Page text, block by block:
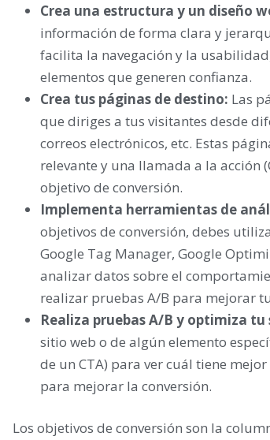
Crea una estructura y un diseño
información de forma clara y
facilita la navegación y la
elementos que generen confianza.
Crea tus páginas de destino: Las
que diriges a tus visitantes desde
correos electrónicos, etc. Estas
relevante y una llamada a la acción
objetivo de conversión.
Implementa herramientas de
objetivos de conversión, debes
Google Tag Manager, Google
analizar datos sobre el
realizar pruebas A/B para mejorar
Realiza pruebas A/B y optimiza tu
sitio web o de algún elemento
de un CTA) para ver cuál tiene
para mejorar la conversión.
Los objetivos de conversión son la